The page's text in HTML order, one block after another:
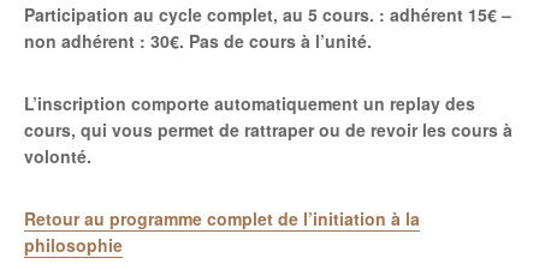
Participation au cycle complet, au 5 cours. : adhérent 15€ –
non adhérent : 30€. Pas de cours à l’unité.
L’inscription comporte automatiquement un replay des
cours, qui vous permet de rattraper ou de revoir les cours à
volonté.
Retour au programme complet de l’initiation à la
philosophie